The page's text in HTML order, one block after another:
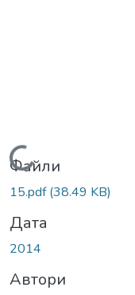
Вантажиться...
Файли
15.pdf(38.49 KB)
Дата
2014
Автори